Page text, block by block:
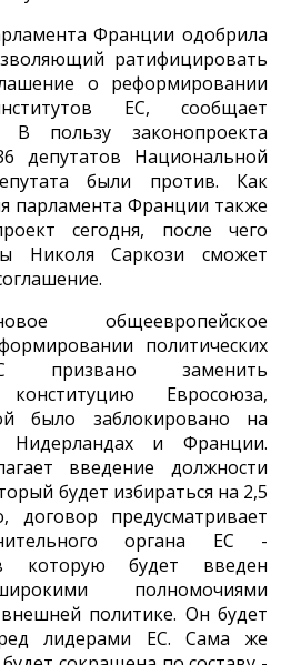
Франции одобрила
ратифицировать
о реформировании
ЕС, сообщает
В пользу законопроекта
депутатов Национальной
были против. Как
парламента Франции также
сегодня, после чего
Николя Саркози сможет
общеевропейское
политических
призвано заменить
конституцию Евросоюза,
было заблокировано на
Нидерландах и Франции.
введение должности
будет избираться на 2,5
договор предусматривает
органа ЕС -
которую будет введен
полномочиями
политике. Он будет
лидерами ЕС. Сама же